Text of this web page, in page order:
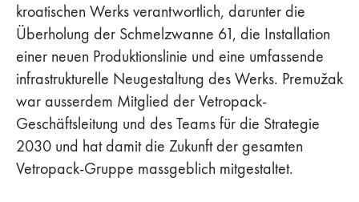
kroatischen Werks verantwortlich, darunter die
Überholung der Schmelzwanne 61, die Installation
einer neuen Produktionslinie und eine umfassende
infrastrukturelle Neugestaltung des Werks. Premužak
war ausserdem Mitglied der Vetropack-
Geschäftsleitung und des Teams für die Strategie
2030 und hat damit die Zukunft der gesamten
Vetropack-Gruppe massgeblich mitgestaltet.